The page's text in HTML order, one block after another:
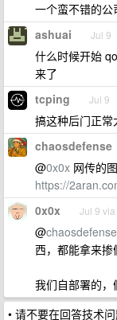
一个蛮不错的
ashuai Jul 9
什么时候开始
来了
tcping Jul 9
搞这种后门正常
chaosdefense
@0x0x 网传的
https://
0x0x Jul 9
@chaosdefense
西，都能拿来掺
我们自部署的，
• 请不要在回答技术